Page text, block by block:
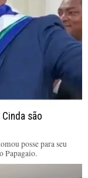
são
posse para seu
Papagaio.